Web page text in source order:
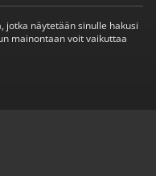
jotka näytetään sinulle hakusi
mainontaan voit vaikuttaa